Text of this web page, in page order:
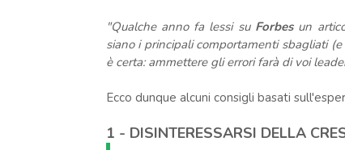
"Qualche anno fa lessi su Forbesun
siano i principali comportamenti sbagliati
è certa: ammettere gli errori farà di voi
Ecco dunque alcuni consigli basati
1 - DISINTERESSARSI DELLA